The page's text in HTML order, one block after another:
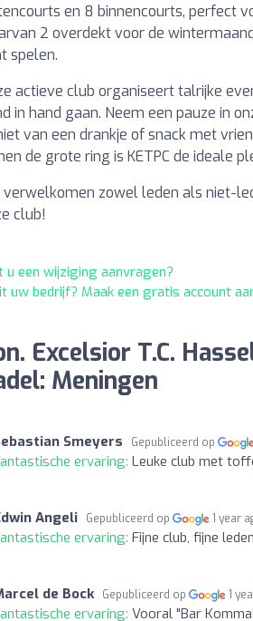
en 8 binnencourts, perfect
2 overdekt voor de
spelen.
actieve club organiseert talrijke
in hand gaan. Neem een pauze in
van een drankje of snack met
de grote ring is KETPC de ideale
verwelkomen zowel leden als niet-
club!
u een wijziging aanvragen?
uw bedrijf? Maak een gratis account
Excelsior T.C.
Meningen
Smeyers Gepubliceerd op
ervaring: Leuke club met
Angeli Gepubliceerd op 1 year
ervaring: Fijne club, fijne
de Bock Gepubliceerd op 1
ervaring: Vooral "Bar